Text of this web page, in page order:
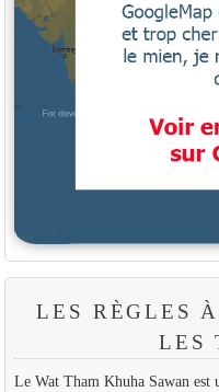
LES RÈGLES
LES
Le Wat Tham Khuha Sawan